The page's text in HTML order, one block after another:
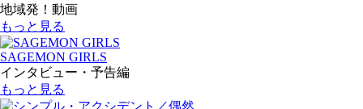
地域発！動画
もっと見る
SAGEMON GIRLS
インタビュー・予告編
もっと見る